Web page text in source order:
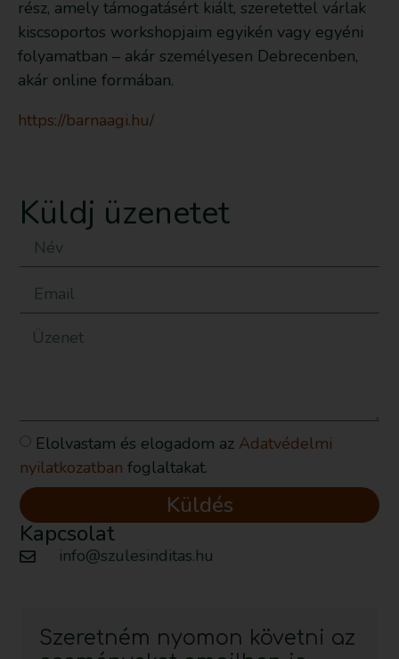
rész, amely támogatásért kiált, szeretettel várlak
kiscsoportos workshopjaim egyikén vagy egyéni
folyamatban – akár személyesen Debrecenben,
akár online formában.
https://barnaagi.hu/
Küldj üzenetet
Elolvastam és elogadom az Adatvédelmi
nyilatkozatban foglaltakat.
Küldés
Kapcsolat
info@szulesinditas.hu
Szeretném nyomon követni az